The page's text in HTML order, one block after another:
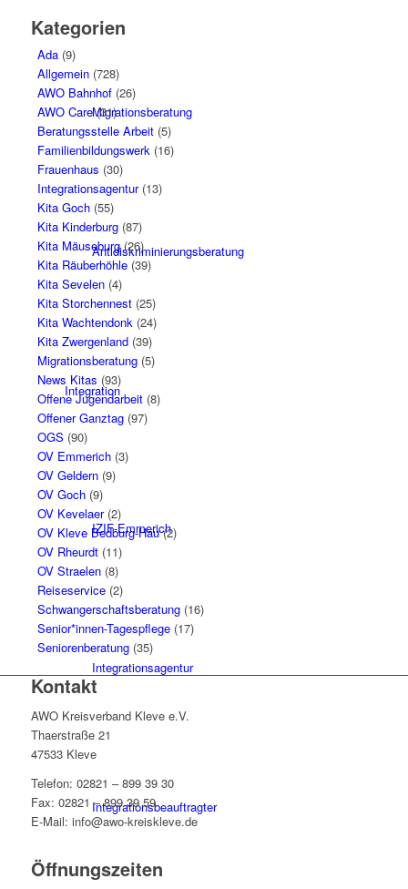
Migrationsberatung
Antidiskriminierungsberatung
Integration
IZIF-Emmerich
Integrationsagentur
Integrationsbeauftragter
Kategorien
Ada(9)
Allgemein(728)
AWO Bahnhof(26)
AWO Care(31)
Beratungsstelle Arbeit(5)
Familienbildungswerk(16)
Frauenhaus (30)
Integrationsagentur(13)
Kita Goch(55)
Kita Kinderburg(87)
Kita Mäuseburg(26)
Kita Räuberhöhle(39)
Kita Sevelen(4)
Kita Storchennest(25)
Kita Wachtendonk(24)
Kita Zwergenland(39)
Migrationsberatung(5)
News Kitas (93)
Offene Jugendarbeit(8)
Offener Ganztag(97)
OGS (90)
OV Emmerich(3)
OV Geldern(9)
OV Goch(9)
OV Kevelaer(2)
OV Kleve Bedburg-Hau(2)
OV Rheurdt(11)
OV Straelen(8)
Reiseservice(2)
Schwangerschaftsberatung(16)
Senior*innen-Tagespflege(17)
Seniorenberatung(35)
Kontakt
AWO Kreisverband Kleve e.V.
Thaerstraße 21
47533 Kleve
Telefon: 02821 – 899 39 30
Fax: 02821 – 899 39 59
E-Mail: info@awo-kreiskleve.de
Öffnungszeiten